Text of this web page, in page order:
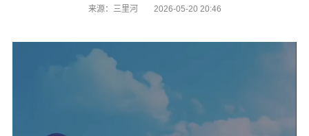
来源：三里河 2026-05-20 20:46